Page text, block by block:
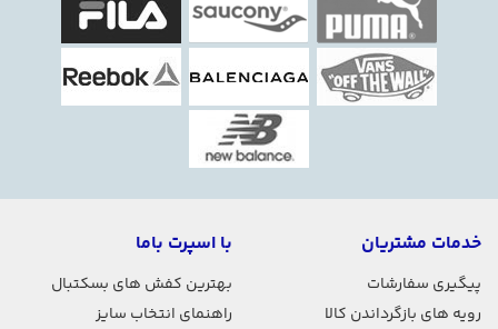
خدمات مشتریان
پیگیری سفارشات
رویه های بازگرداندن کالا
با اسپرت باما
بهترین کفش های بسکتبال
راهنمای انتخاب سایز